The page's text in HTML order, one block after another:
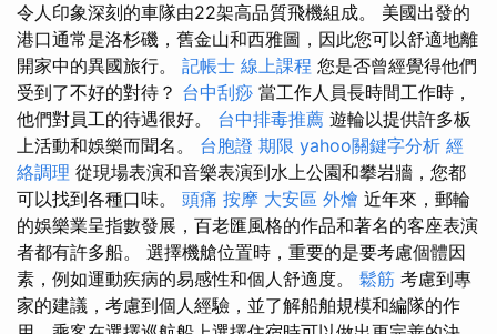
令人印象深刻的車隊由22架高品質飛機組成。 美國出發的
港口通常是洛杉磯，舊金山和西雅圖，因此您可以舒適地離
開家中的異國旅行。 記帳士 線上課程 您是否曾經覺得他們
受到了不好的對待？ 台中刮痧 當工作人員長時間工作時，
他們對員工的待遇很好。 台中排毒推薦 遊輪以提供許多板
上活動和娛樂而聞名。 台胞證 期限 yahoo關鍵字分析 經
絡調理 從現場表演和音樂表演到水上公園和攀岩牆，您都
可以找到各種口味。 頭痛 按摩 大安區 外燴 近年來，郵輪
的娛樂業呈指數發展，百老匯風格的作品和著名的客座表演
者都有許多船。 選擇機艙位置時，重要的是要考慮個體因
素，例如運動疾病的易感性和個人舒適度。 鬆筋 考慮到專
家的建議，考慮到個人經驗，並了解船舶規模和編隊的作